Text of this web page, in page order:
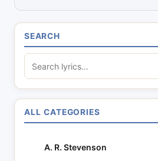
SEARCH
e
a
r
c
ALL CATEGORIES
A. R. Stevenson